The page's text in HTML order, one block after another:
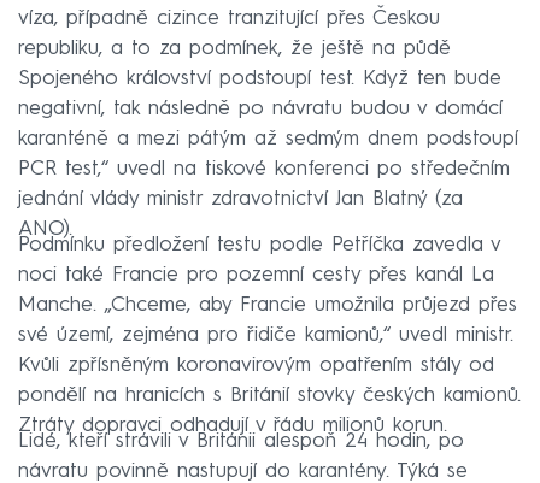
víza, případně cizince tranzitující přes Českou
republiku, a to za podmínek, že ještě na půdě
Spojeného království podstoupí test. Když ten bude
negativní, tak následně po návratu budou v domácí
karanténě a mezi pátým až sedmým dnem podstoupí
PCR test,“ uvedl na tiskové konferenci po středečním
jednání vlády ministr zdravotnictví Jan Blatný (za
ANO).
Podmínku předložení testu podle Petříčka zavedla v
noci také Francie pro pozemní cesty přes kanál La
Manche. „Chceme, aby Francie umožnila průjezd přes
své území, zejména pro řidiče kamionů,“ uvedl ministr.
Kvůli zpřísněným koronavirovým opatřením stály od
pondělí na hranicích s Británií stovky českých kamionů.
Ztráty dopravci odhadují v řádu milionů korun.
Lidé, kteří strávili v Británii alespoň 24 hodin, po
návratu povinně nastupují do karantény. Týká se